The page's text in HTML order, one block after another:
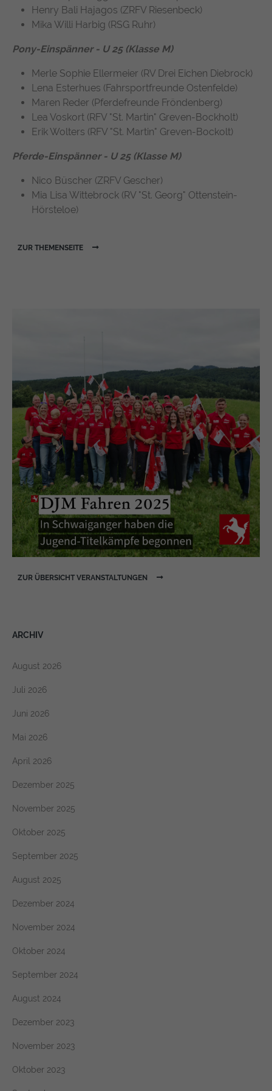
ARCHIV
August 2026
Juli 2026
Juni 2026
Mai 2026
April 2026
Dezember 2025
November 2025
Oktober 2025
September 2025
August 2025
Dezember 2024
November 2024
Oktober 2024
September 2024
August 2024
Dezember 2023
November 2023
Oktober 2023
Henry Bali Hajagos (ZRFV Riesenbeck)
Mika Willi Harbig (RSG Ruhr)
Pony-Einspänner - U 25 (Klasse M)
Merle Sophie Ellermeier (RV Drei Eichen Diebrock)
Lena Esterhues (Fahrsportfreunde Ostenfelde)
Maren Reder (Pferdefreunde Fröndenberg)
Lea Voskort (RFV "St. Martin" Greven-Bockholt)
Erik Wolters (RFV "St. Martin" Greven-Bockolt)
Pferde-Einspänner - U 25 (Klasse M)
Nico Büscher (ZRFV Gescher)
Mia Lisa Wittebrock (RV "St. Georg" Ottenstein-
Hörsteloe)
ZUR THEMENSEITE
ZUR ÜBERSICHT VERANSTALTUNGEN
https://policies.google.com/privacy